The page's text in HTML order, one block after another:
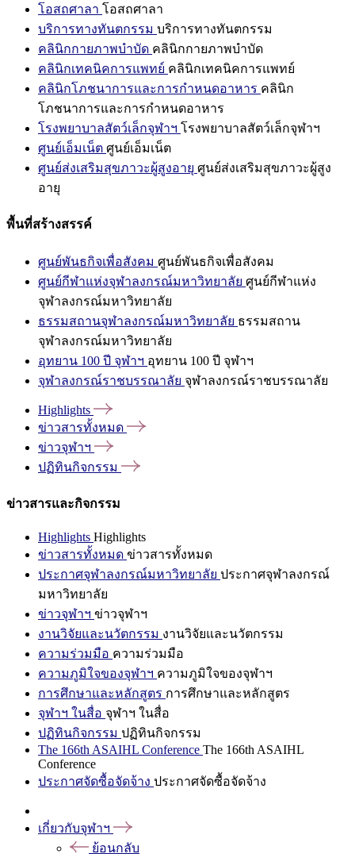
โอสถศาลา โอสถศาลา
บริการทางทันตกรรม บริการทางทันตกรรม
คลินิกกายภาพบำบัด คลินิกกายภาพบำบัด
คลินิกเทคนิคการแพทย์ คลินิกเทคนิคการแพทย์
คลินิกโภชนาการและการกำหนดอาหาร คลินิก
โภชนาการและการกำหนดอาหาร
โรงพยาบาลสัตว์เล็กจุฬาฯ โรงพยาบาลสัตว์เล็กจุฬาฯ
ศูนย์เอ็มเน็ต ศูนย์เอ็มเน็ต
ศูนย์ส่งเสริมสุขภาวะผู้สูงอายุ ศูนย์ส่งเสริมสุขภาวะผู้สูง
อายุ
พื้นที่สร้างสรรค์
ศูนย์พันธกิจเพื่อสังคม ศูนย์พันธกิจเพื่อสังคม
ศูนย์กีฬาแห่งจุฬาลงกรณ์มหาวิทยาลัย ศูนย์กีฬาแห่ง
จุฬาลงกรณ์มหาวิทยาลัย
ธรรมสถานจุฬาลงกรณ์มหาวิทยาลัย ธรรมสถาน
จุฬาลงกรณ์มหาวิทยาลัย
อุทยาน 100 ปี จุฬาฯ อุทยาน 100 ปี จุฬาฯ
จุฬาลงกรณ์ราชบรรณาลัย จุฬาลงกรณ์ราชบรรณาลัย
Highlights
ข่าวสารทั้งหมด
ข่าวจุฬาฯ
ปฏิทินกิจกรรม
ข่าวสารและกิจกรรม
Highlights Highlights
ข่าวสารทั้งหมด ข่าวสารทั้งหมด
ประกาศจุฬาลงกรณ์มหาวิทยาลัย ประกาศจุฬาลงกรณ์
มหาวิทยาลัย
ข่าวจุฬาฯ ข่าวจุฬาฯ
งานวิจัยและนวัตกรรม งานวิจัยและนวัตกรรม
ความร่วมมือ ความร่วมมือ
ความภูมิใจของจุฬาฯ ความภูมิใจของจุฬาฯ
การศึกษาและหลักสูตร การศึกษาและหลักสูตร
จุฬาฯ ในสื่อ จุฬาฯ ในสื่อ
ปฏิทินกิจกรรม ปฏิทินกิจกรรม
The 166th ASAIHL Conference The 166th ASAIHL
Conference
ประกาศจัดซื้อจัดจ้าง ประกาศจัดซื้อจัดจ้าง
เกี่ยวกับจุฬาฯ
ย้อนกลับ